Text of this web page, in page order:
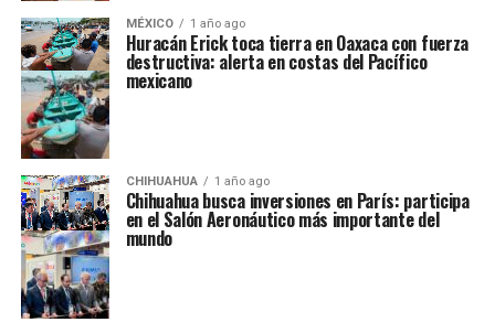
MÉXICO 1 año ago
Huracán Erick toca tierra en Oaxaca con fuerza
destructiva: alerta en costas del Pacífico
mexicano
CHIHUAHUA 1 año ago
Chihuahua busca inversiones en París: participa
en el Salón Aeronáutico más importante del
mundo